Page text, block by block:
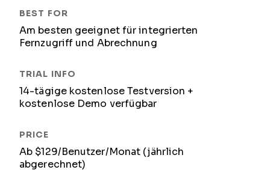
Am besten geeignet für integrierten
Fernzugriff und Abrechnung
14-tägige kostenlose Testversion +
kostenlose Demo verfügbar
Ab $129/Benutzer/Monat (jährlich
abgerechnet)